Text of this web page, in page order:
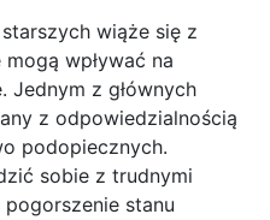
wiąże się z
wpływać na
Jednym z głównych
z odpowiedzialnością
podopiecznych.
sobie z trudnymi
pogorszenie stanu